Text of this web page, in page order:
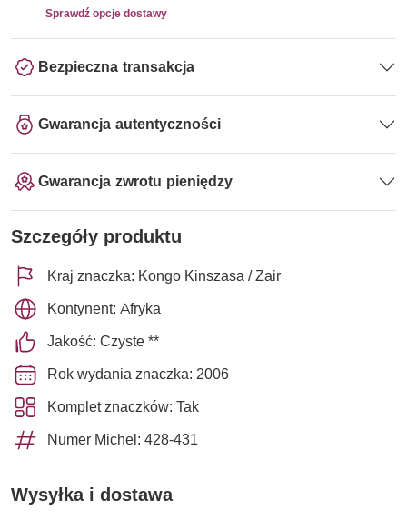
Sprawdź opcje dostawy
Bezpieczna transakcja
Gwarancja autentyczności
Gwarancja zwrotu pieniędzy
Szczegóły produktu
Kraj znaczka: Kongo Kinszasa / Zair
Kontynent: Afryka
Jakość: Czyste **
Rok wydania znaczka: 2006
Komplet znaczków: Tak
Numer Michel: 428-431
Wysyłka i dostawa